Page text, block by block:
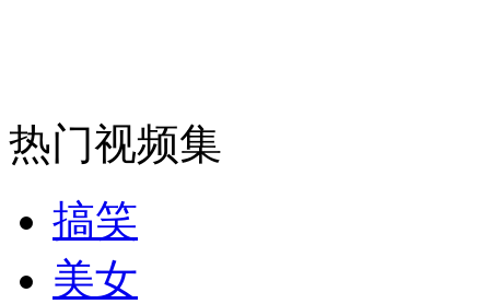
走！跟着总书记去植树
消防员救轻生者
热门视频集
搞笑
美女